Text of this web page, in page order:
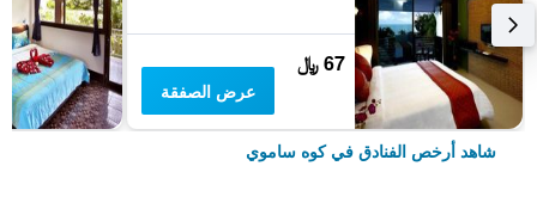
67 ﷼
عرض الصفقة
شاهد أرخص الفنادق في كوه ساموي